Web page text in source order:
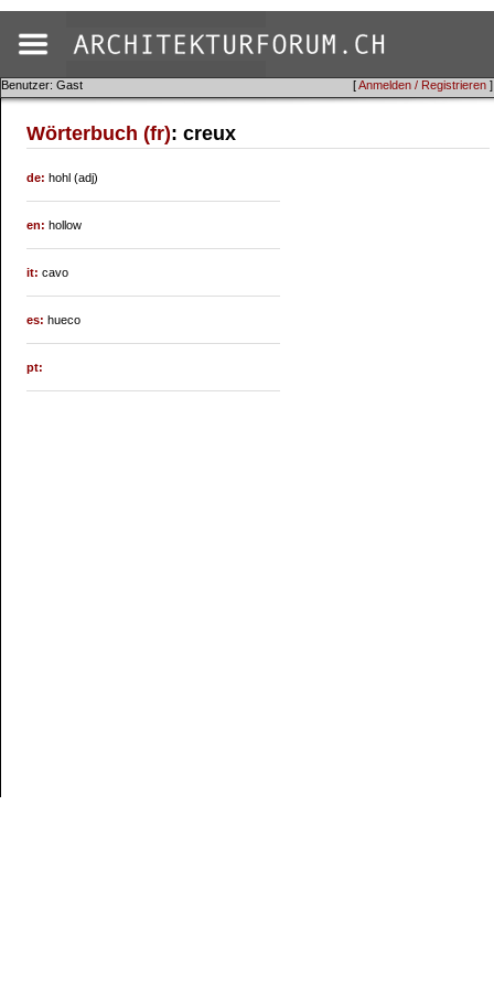
[Anmelden / Registrieren ]
Benutzer: Gast
Wörterbuch (fr): creux
de:hohl (adj)
en:hollow
it:cavo
es:hueco
pt: